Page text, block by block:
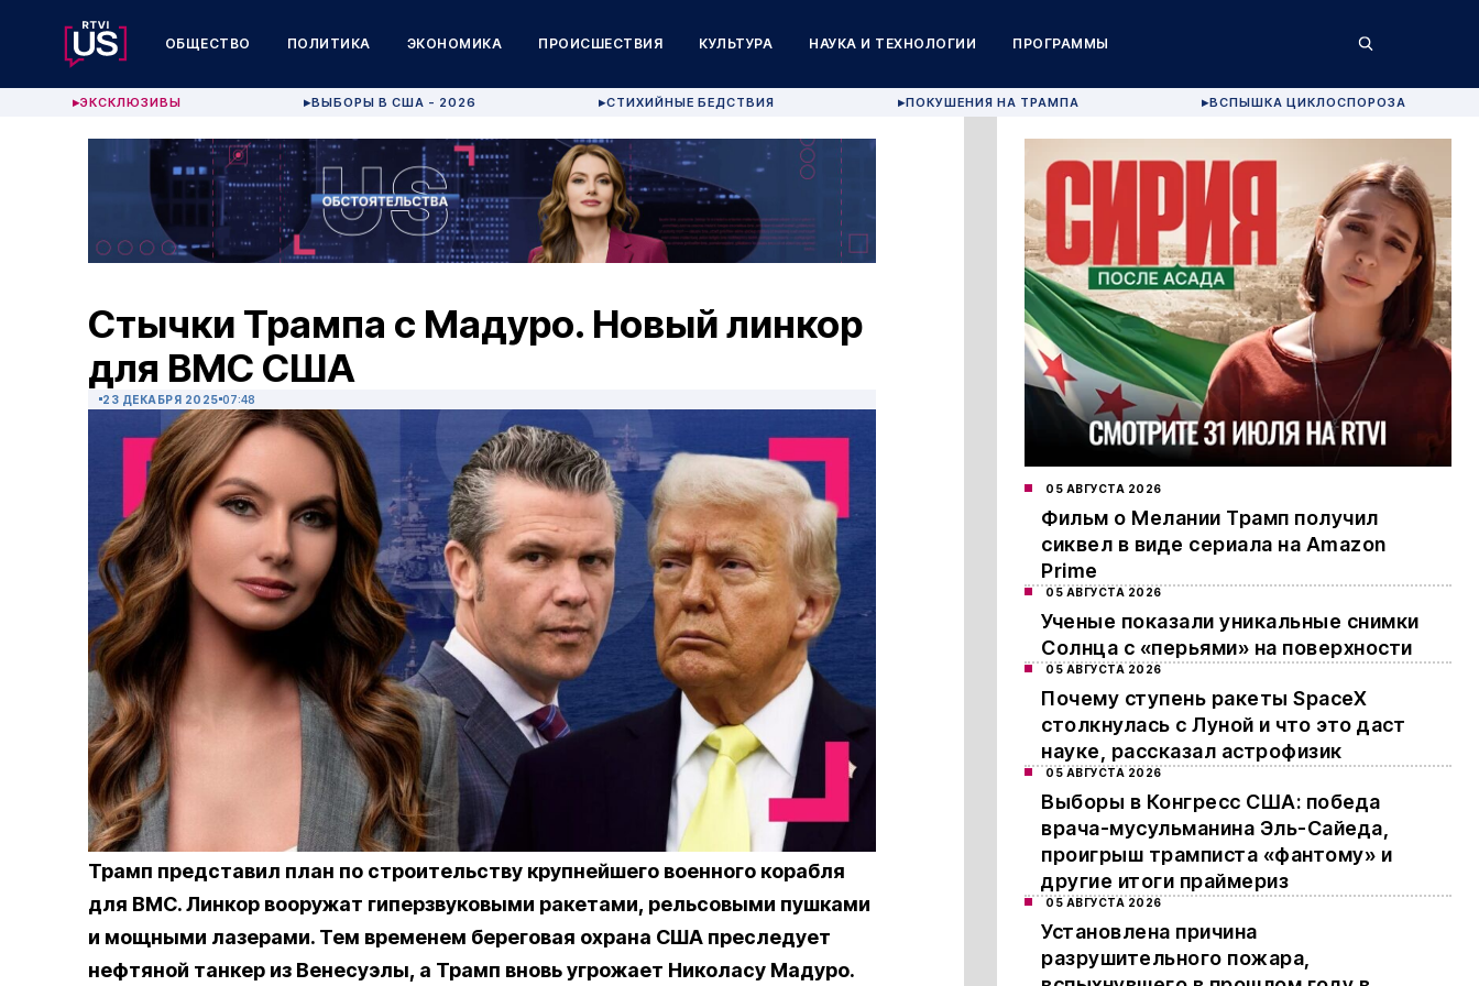
ОБЩЕСТВО ПОЛИТИКА ЭКОНОМИКА ПРОИСШЕСТВИЯ КУЛЬТУРА НАУКА И ТЕХНОЛОГИИ ПРОГРАММЫ
▶ЭКСКЛЮЗИВЫ ▶ВЫБОРЫ В США - 2026 ▶СТИХИЙНЫЕ БЕДСТВИЯ ▶ПОКУШЕНИЯ НА ТРАМПА ▶ВСПЫШКА ЦИКЛОСПОРОЗА
Стычки Трампа с Мадуро. Новый линкор
для ВМС США
23 ДЕКАБРЯ 2025 07:48
Трамп представил план по строительству крупнейшего военного корабля
для ВМС. Линкор вооружат гиперзвуковыми ракетами, рельсовыми пушками
и мощными лазерами. Тем временем береговая охрана США преследует
нефтяной танкер из Венесуэлы, а Трамп вновь угрожает Николасу Мадуро.
05 АВГУСТА 2026
Фильм о Мелании Трамп получил
сиквел в виде сериала на Amazon
Prime
05 АВГУСТА 2026
Ученые показали уникальные снимки
Солнца с «перьями» на поверхности
05 АВГУСТА 2026
Почему ступень ракеты SpaceX
столкнулась с Луной и что это даст
науке, рассказал астрофизик
05 АВГУСТА 2026
Выборы в Конгресс США: победа
врача-мусульманина Эль-Сайеда,
проигрыш трамписта «фантому» и
другие итоги праймериз
05 АВГУСТА 2026
Установлена причина
разрушительного пожара,